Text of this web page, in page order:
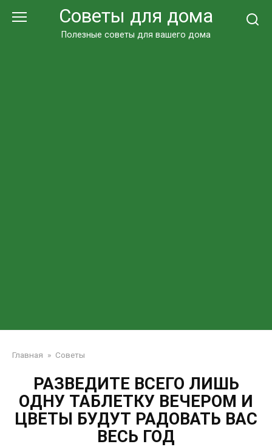
Советы для дома
Полезные советы для вашего дома
Главная » Советы
РАЗВЕДИТЕ ВСЕГО ЛИШЬ
ОДНУ ТАБЛЕТКУ ВЕЧЕРОМ И
ЦВЕТЫ БУДУТ РАДОВАТЬ ВАС
ВЕСЬ ГОД